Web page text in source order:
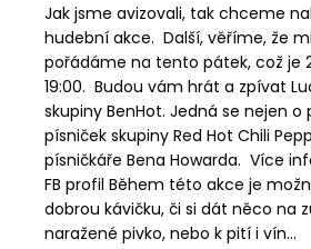
Jak jsme avizovali, tak chceme
hudební akce. Další, věříme, že
pořádáme na tento pátek, což je
19:00. Budou vám hrát a zpívat
skupiny BenHot. Jedná se nejen o
písniček skupiny Red Hot Chili
písničkáře Bena Howarda. Více
FB profil Během této akce je
dobrou kávičku, či si dát něco na
naražené pivko, nebo k pití i vín...